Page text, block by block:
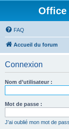
Office
FAQ
Accueil du forum
Connexion
Nom d’utilisateur :
Mot de passe :
J’ai oublié mon mot de